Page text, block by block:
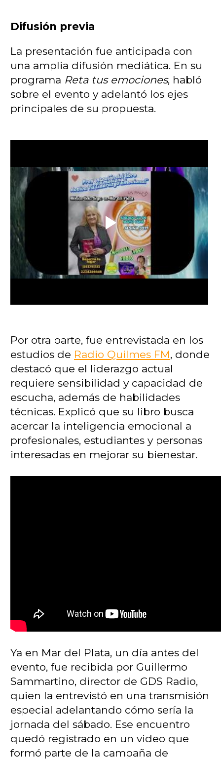
Difusión previa
La presentación fue anticipada con
una amplia difusión mediática. En su
programa Reta tus emociones, habló
sobre el evento y adelantó los ejes
principales de su propuesta.
Por otra parte, fue entrevistada en los
estudios de Radio Quilmes FM, donde
destacó que el liderazgo actual
requiere sensibilidad y capacidad de
escucha, además de habilidades
técnicas. Explicó que su libro busca
acercar la inteligencia emocional a
profesionales, estudiantes y personas
interesadas en mejorar su bienestar.
Ya en Mar del Plata, un día antes del
evento, fue recibida por Guillermo
Sammartino, director de GDS Radio,
quien la entrevistó en una transmisión
especial adelantando cómo sería la
jornada del sábado. Ese encuentro
quedó registrado en un video que
formó parte de la campaña de